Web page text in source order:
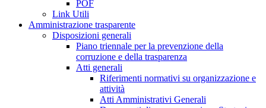
POF
Link Utili
Amministrazione trasparente
Disposizioni generali
Piano triennale per la prevenzione della
corruzione e della trasparenza
Atti generali
Riferimenti normativi su organizzazione e
attività
Atti Amministrativi Generali